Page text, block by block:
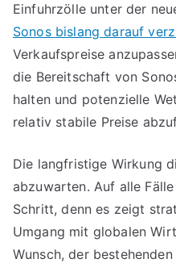
Einfuhrzölle unter der
Sonos bislang darauf
Verkaufspreise
die Bereitschaft von
halten und potenzielle
relativ stabile Preise
Die langfristige Wirkung
abzuwarten. Auf alle
Schritt, denn es zeigt
Umgang mit globalen
Wunsch, der